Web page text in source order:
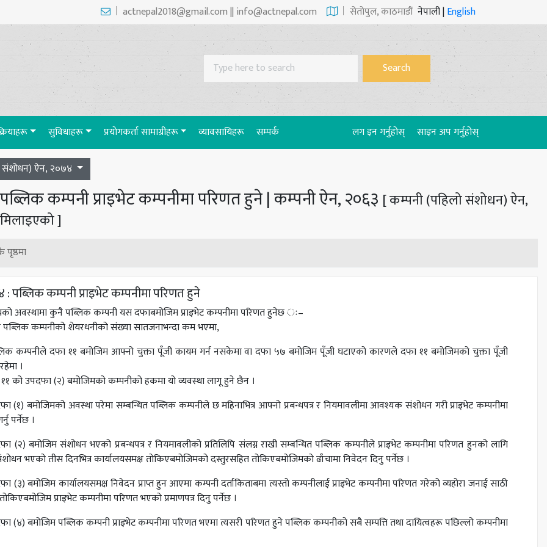
actnepal2018@gmail.com || info@actnepal.com सेताेपुल, काठमाडौं नेपाली|English
Search
सुविधाहरू प्रयाेगकर्ता सामाग्रीहरू व्यावसायिहरू सम्पर्क लग इन गर्नुहोस् साइन अप गर्नुहोस्
संशोधन) ऐन, २०७४
कम्पनी प्राइभेट कम्पनीमा परिणत हुने | कम्पनी ऐन, २०६३ [ कम्पनी (पहिलो संशोधन) ऐन,
]
पृष्ठमा
: पब्लिक कम्पनी प्राइभेट कम्पनीमा परिणत हुने
अवस्थामा कुनै पब्लिक कम्पनी यस दफाबमोजिम प्राइभेट कम्पनीमा परिणत हुनेछ ः–
कम्पनीको शेयरधनीको संख्या सातजनाभन्दा कम भएमा,
कम्पनीले दफा ११ बमोजिम आफ्नो चुक्ता पूँजी कायम गर्न नसकेमा वा दफा ५७ बमोजिम पूँजी घटाएको कारणले दफा ११ बमोजिमको चुक्ता पूँजी
।
को उपदफा (२) बमोजिमको कम्पनीको हकमा यो व्यवस्था लागू हुने छैन ।
(१) बमोजिमको अवस्था परेमा सम्बन्धित पब्लिक कम्पनीले छ महिनाभित्र आफ्नो प्रबन्धपत्र र नियमावलीमा आवश्यक संशोधन गरी प्राइभेट कम्पनीमा
पर्नेछ ।
(२) बमोजिम संशोधन भएको प्रबन्धपत्र र नियमावलीको प्रतिलिपि संलग्न राखी सम्बन्धित पब्लिक कम्पनीले प्राइभेट कम्पनीमा परिणत हुनको लागि
भएको तीस दिनभित्र कार्यालयसमक्ष तोकिएबमोजिमको दस्तुरसहित तोकिएबमोजिमको ढाँचामा निवेदन दिनु पर्नेछ ।
(३) बमोजिम कार्यालयसमक्ष निवेदन प्राप्त हुन आएमा कम्पनी दर्ताकिताबमा त्यस्तो कम्पनीलाई प्राइभेट कम्पनीमा परिणत गरेको व्यहोरा जनाई साठी
तोकिएबमोजिम प्राइभेट कम्पनीमा परिणत भएको प्रमाणपत्र दिनु पर्नेछ ।
(४) बमोजिम पब्लिक कम्पनी प्राइभेट कम्पनीमा परिणत भएमा त्यसरी परिणत हुने पब्लिक कम्पनीको सबै सम्पत्ति तथा दायित्वहरू पछिल्लो कम्पनीमा